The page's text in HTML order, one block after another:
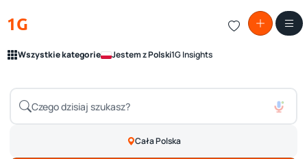
1G
Wszystkie kategorie Jestem z Polski1G Insights
Cała Polska